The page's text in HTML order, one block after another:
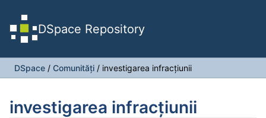
DSpace Repository
DSpace / Comunități / investigarea infracțiunii
investigarea infracțiunii